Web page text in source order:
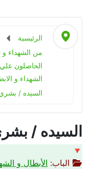
الرئيسية
من الشهداء و
الحاصلون
الشهداء و
السيده /
السيده /
🔻
الباب: الأبطال و